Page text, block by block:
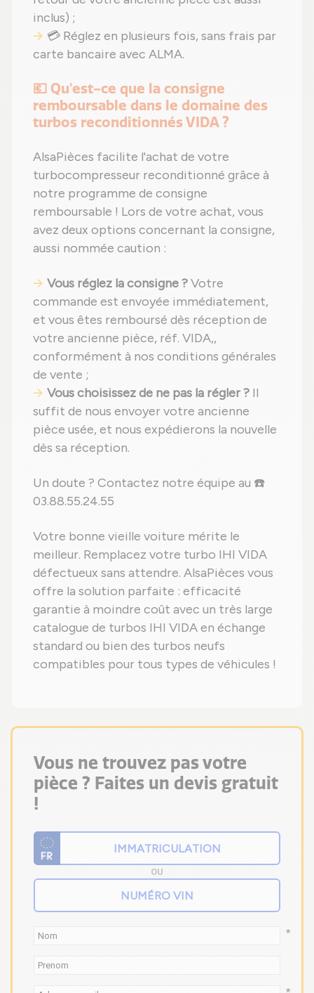
inclus) ;
💳 Réglez en plusieurs fois, sans frais par
carte bancaire avec ALMA.
💶 Qu'est-ce que la consigne
remboursable dans le domaine des
turbos reconditionnés VIDA ?
AlsaPièces facilite l'achat de votre
turbocompresseur reconditionné grâce à
notre programme de consigne
remboursable ! Lors de votre achat, vous
avez deux options concernant la consigne,
aussi nommée caution :
Vous réglez la consigne ?Votre
commande est envoyée immédiatement,
et vous êtes remboursé dès réception de
votre ancienne pièce, réf. VIDA,,
conformément à nos conditions générales
de vente ;
Vous choisissez de ne pas la régler ? Il
suffit de nous envoyer votre ancienne
pièce usée, et nous expédierons la nouvelle
dès sa réception.
Un doute ? Contactez notre équipe au ☎️
03.88.55.24.55
Votre bonne vieille voiture mérite le
meilleur. Remplacez votre turbo IHI VIDA
défectueux sans attendre. AlsaPièces vous
offre la solution parfaite : efficacité
garantie à moindre coût avec un très large
catalogue de turbos IHI VIDA en échange
standard ou bien des turbos neufs
compatibles pour tous types de véhicules !
Vous ne trouvez pas votre
pièce ? Faites un devis gratuit
!
OU
*